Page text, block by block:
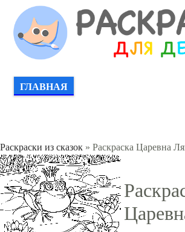
ГЛАВНАЯ
Раскраски из сказок » Раскраска Царевна